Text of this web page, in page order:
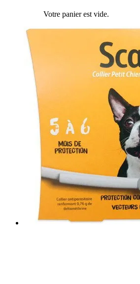
Votre panier est vide.